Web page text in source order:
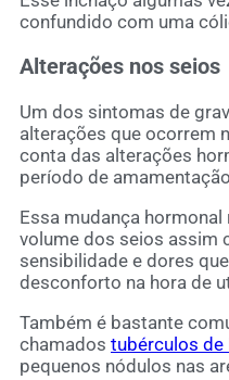
confundido com uma
Alterações nos seios
Um dos sintomas de
alterações que ocorrem
conta das alterações
período de
Essa mudança
volume dos seios assim
sensibilidade e dores
desconforto na hora de
Também é bastante
chamados tubérculos
pequenos nódulos nas